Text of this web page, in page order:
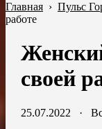
Главная › Пульс
работе
своей
25.07.2022 ·